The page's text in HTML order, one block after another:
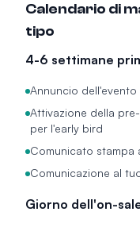
Calendario di
tipo
4-6 settimane
Annuncio
Attivazione della
per l'early bird
Comunicato stampa
Comunicazione al
Giorno dell'on-